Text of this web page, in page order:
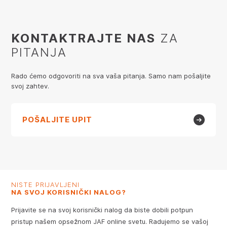
KONTAKTRAJTE NAS ZA
PITANJA
Rado ćemo odgovoriti na sva vaša pitanja. Samo nam pošaljite
svoj zahtev.
POŠALJITE UPIT
NISTE PRIJAVLJENI
NA SVOJ KORISNIČKI NALOG?
Prijavite se na svoj korisnički nalog da biste dobili potpun
pristup našem opsežnom JAF online svetu. Radujemo se vašoj